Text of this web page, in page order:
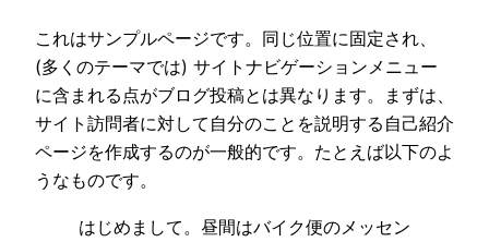
これはサンプルページです。同じ位置に固定され、
(多くのテーマでは) サイトナビゲーションメニュー
に含まれる点がブログ投稿とは異なります。まずは、
サイト訪問者に対して自分のことを説明する自己紹介
ページを作成するのが一般的です。たとえば以下のよ
うなものです。
はじめまして。昼間はバイク便のメッセン